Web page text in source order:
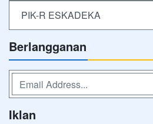
PIK-R ESKADEKA
Berlangganan
Iklan